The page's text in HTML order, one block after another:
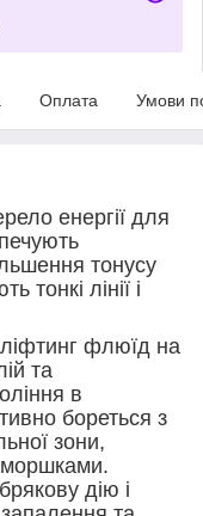
Оплата Умови
енергії для
тонусу
тонкі лінії і
флюїд на
та
в
бореться з
зони,
дію і